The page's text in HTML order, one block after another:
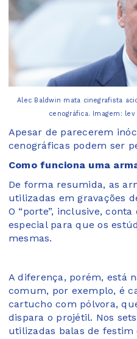
Alec Baldwin mata cinegrafista
cenográfica. Imagem:
Apesar de parecerem
cenográficas podem ser
Como funciona uma
De forma resumida, as
utilizadas em gravações
O “porte”, inclusive,
especial para que os
mesmas.
A diferença, porém, está
comum, por exemplo, é
cartucho com pólvora,
dispara o projétil. Nos
utilizadas balas de festim